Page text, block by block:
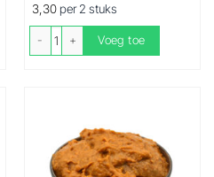
3,30per 2 stuks
2 Bali Steaks aantalVoeg toe